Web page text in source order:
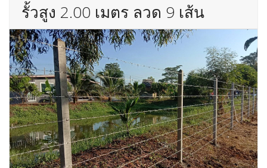
รั้วสูง 2.00 เมตร ลวด 9 เส้น